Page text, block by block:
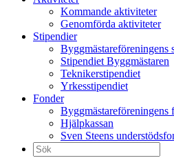
Kommande aktiviteter
Genomförda aktiviteter
Stipendier
Byggmästareföreningens
Stipendiet Byggmästaren
Teknikerstipendiet
Yrkesstipendiet
Fonder
Byggmästareföreningens
Hjälpkassan
Sven Steens
Sök
efter: